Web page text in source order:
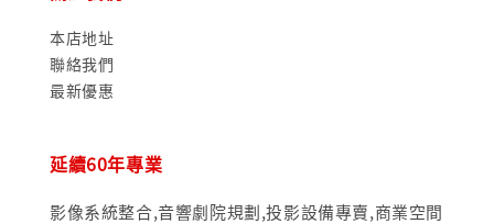
本店地址
聯絡我們
最新優惠
延續60年專業
影像系統整合,音響劇院規劃,投影設備專賣,商業空間